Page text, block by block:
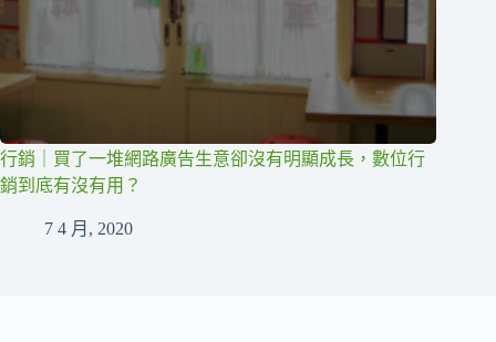
行銷｜買了一堆網路廣告生意卻沒有明顯成長，數位行
銷到底有沒有用？
7 4 月, 2020